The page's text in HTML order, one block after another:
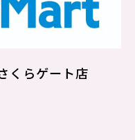
くらゲート店